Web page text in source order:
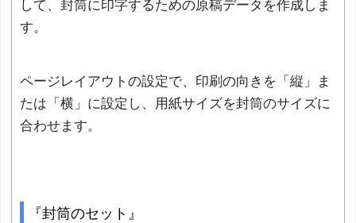
して、封筒に印字するための原稿データを作成しま
す。
ページレイアウトの設定で、印刷の向きを「縦」ま
たは「横」に設定し、用紙サイズを封筒のサイズに
合わせます。
『封筒のセット』